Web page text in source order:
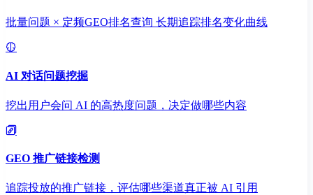
批量问题 × 定频GEO排名查询 长期追踪排名变化曲线
AI 对话问题挖掘
挖出用户会问 AI 的高热度问题，决定做哪些内容
GEO 推广链接检测
追踪投放的推广链接，评估哪些渠道真正被 AI 引用